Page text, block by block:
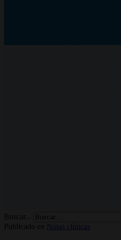
Buscar...
Publicado en
Notas clínicas